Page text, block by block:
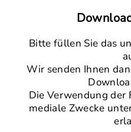
Bitte füllen Sie das
Wir senden Ihnen
Die Verwendung
mediale Zwecke